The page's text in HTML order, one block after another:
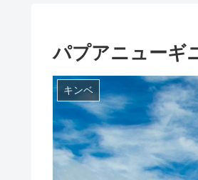
パプアニューギ
キンベ